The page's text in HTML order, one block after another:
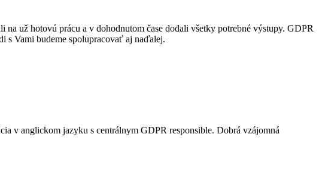
už hotovú prácu a v dohodnutom čase dodali všetky potrebné výstupy. GDPR
s Vami budeme spolupracovať aj naďalej.
v anglickom jazyku s centrálnym GDPR responsible. Dobrá vzájomná